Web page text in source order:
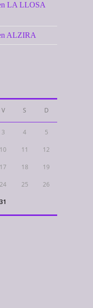
LA LLOSA
ALZIRA
V S D
3 4 5
10 11 12
17 18 19
24 25 26
31